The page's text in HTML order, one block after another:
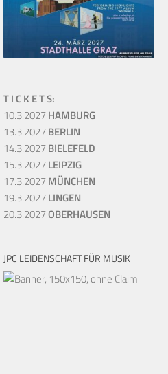
Remains” in
14. JANUAR 2018
T I C K E T S:
10.3.2027HAMBURG
13.3.2027BERLIN
14.3.2027BIELEFELD
15.3.2027LEIPZIG
17.3.2027MÜNCHEN
19.3.2027LINGEN
20.3.2027OBERHAUSEN
JPC LEIDENSCHAFT FÜR MUSIK